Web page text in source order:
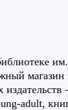
им.
adult,